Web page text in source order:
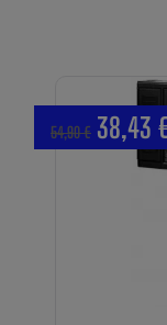
54,90 € 38,43